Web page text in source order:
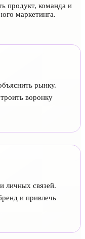
продукт, команда и
маркетинга.
рынку.
воронку
личных связей.
и привлечь